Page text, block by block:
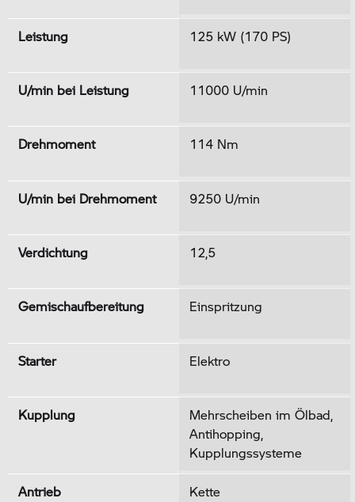
Leistung 125 kW (170 PS)
U/min bei Leistung 11000 U/min
Drehmoment 114 Nm
U/min bei Drehmoment 9250 U/min
Verdichtung 12,5
Gemischaufbereitung Einspritzung
Starter Elektro
Kupplung
Mehrscheiben im Ölbad,
Antihopping,
Kupplungssysteme
Antrieb Kette